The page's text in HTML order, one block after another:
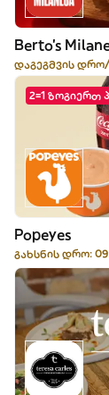
Berto's
დაგეგმვის
2=1 ზოგიერთ
Popeyes
გახსნის დრო: